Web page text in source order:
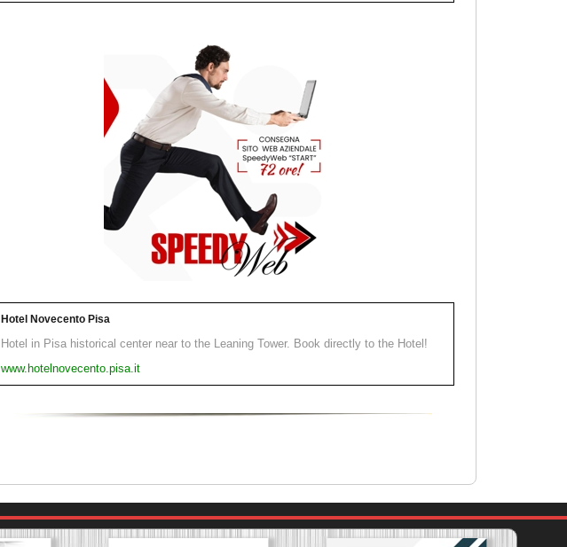
Hotel Novecento Pisa
Hotel in Pisa historical center near to the Leaning Tower. Book directly to the Hotel!
www.hotelnovecento.pisa.it